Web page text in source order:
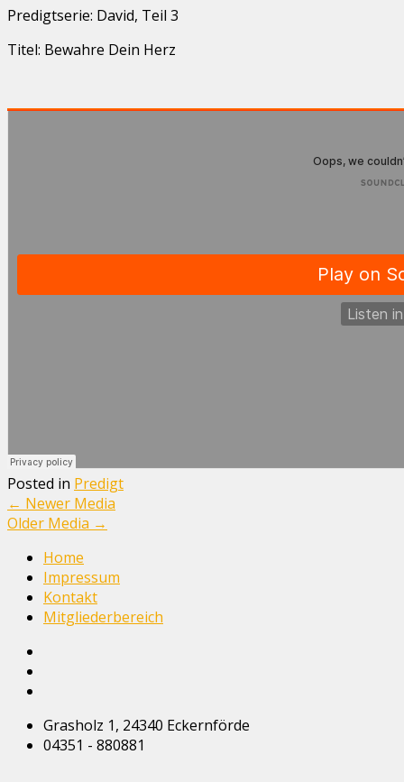
Predigtserie: David, Teil 3
Titel: Bewahre Dein Herz
Posted in Predigt
← Newer Media
Older Media →
Home
Impressum
Kontakt
Mitgliederbereich
Grasholz 1, 24340 Eckernförde
04351 - 880881